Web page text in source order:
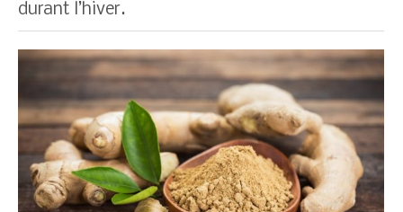
durant l’hiver.